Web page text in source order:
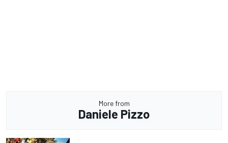
More from
Daniele Pizzo